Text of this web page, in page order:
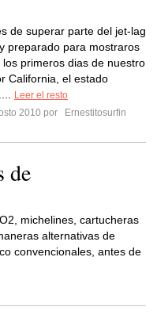
de superar parte del jet-lag
preparado para mostraros
los primeros dias de nuestro
California, el estado
Leer el resto
2010 por
Ernestitosurfin
de
michelines, cartucheras
alternativas de
convencionales, antes de